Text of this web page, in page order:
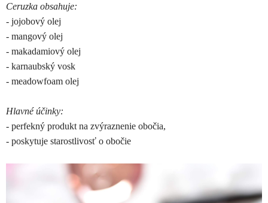
Ceruzka obsahuje:
- jojobový olej
- mangový olej
- makadamiový olej
- karnaubský vosk
- meadowfoam olej
Hlavné účinky:
- perfekný produkt na zvýraznenie obočia,
- poskytuje starostlivosť o obočie